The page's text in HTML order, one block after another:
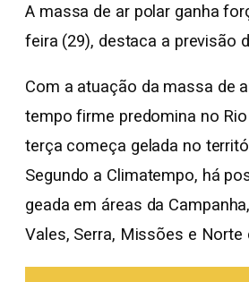
A massa de ar polar ganha
feira (29), destaca a previsão
Com a atuação da massa de
tempo firme predomina no Rio
terça começa gelada no
Segundo a Climatempo, há
geada em áreas da
Vales, Serra, Missões e Norte